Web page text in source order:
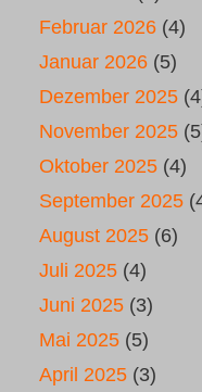
Februar 2026 (4)
Januar 2026 (5)
Dezember 2025
November 2025
Oktober 2025 (4)
September 2025
August 2025 (6)
Juli 2025 (4)
Juni 2025 (3)
Mai 2025 (5)
April 2025 (3)